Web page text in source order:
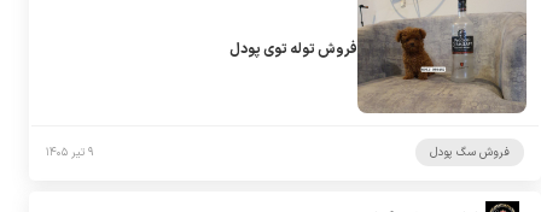
فروش توله توی پودل
فروش سگ پودل ۹ تیر ۱۴۰۵